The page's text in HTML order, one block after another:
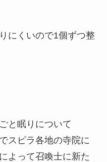
にくいので1個ずつ整
と眠りについて
スピラ各地の寺院に
よって召喚士に新た